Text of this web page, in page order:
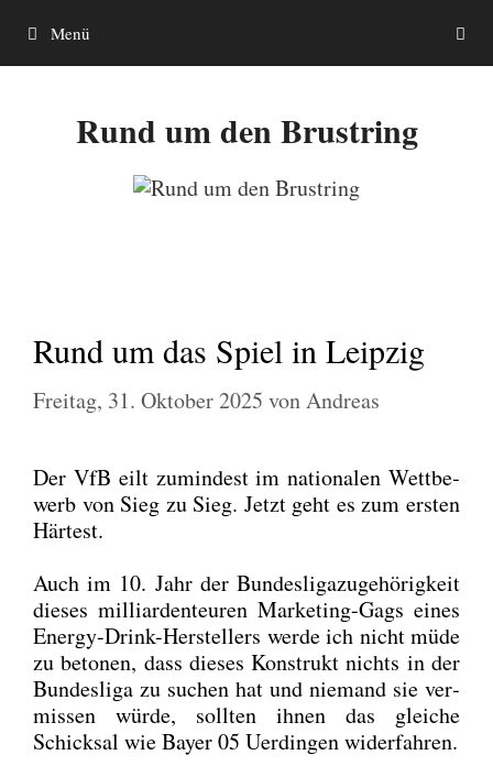
Inhalt
springen
Menü
Rund um den Brustring
Rund um das Spiel in Leipzig
Freitag, 31. Oktober 2025 vonAndreas
Der VfB eilt zumin­dest im natio­na­len Wett­be­
werb von Sieg zu Sieg. Jetzt geht es zum ers­ten
Här­test.
Auch im 10. Jahr der Bun­des­li­ga­zu­ge­hö­rig­keit
die­ses mil­li­ar­den­teu­ren Mar­ke­ting-Gags eines
Ener­gy-Drink-Her­stel­lers wer­de ich nicht müde
zu beto­nen, dass die­ses Kon­strukt nichts in der
Bun­des­li­ga zu suchen hat und nie­mand sie ver­
mis­sen wür­de, soll­ten ihnen das glei­che
Schick­sal wie Bay­er 05 Uer­din­gen wider­fah­ren.